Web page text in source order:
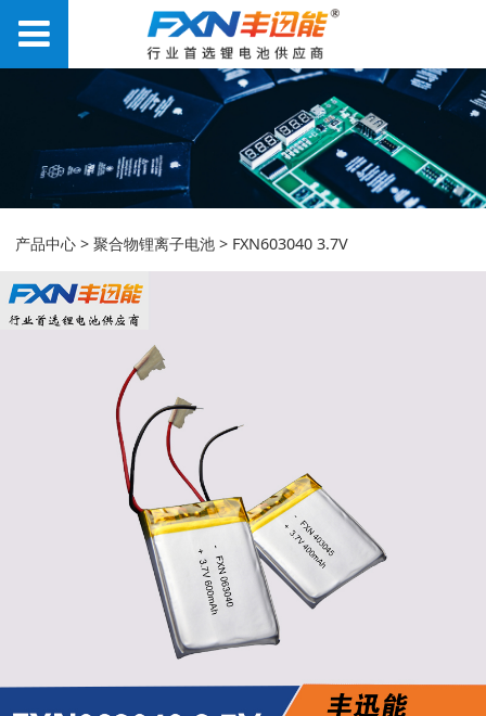
FXN603040 3.7V
产品中心 >聚合物锂离子电池 > FXN603040 3.7V